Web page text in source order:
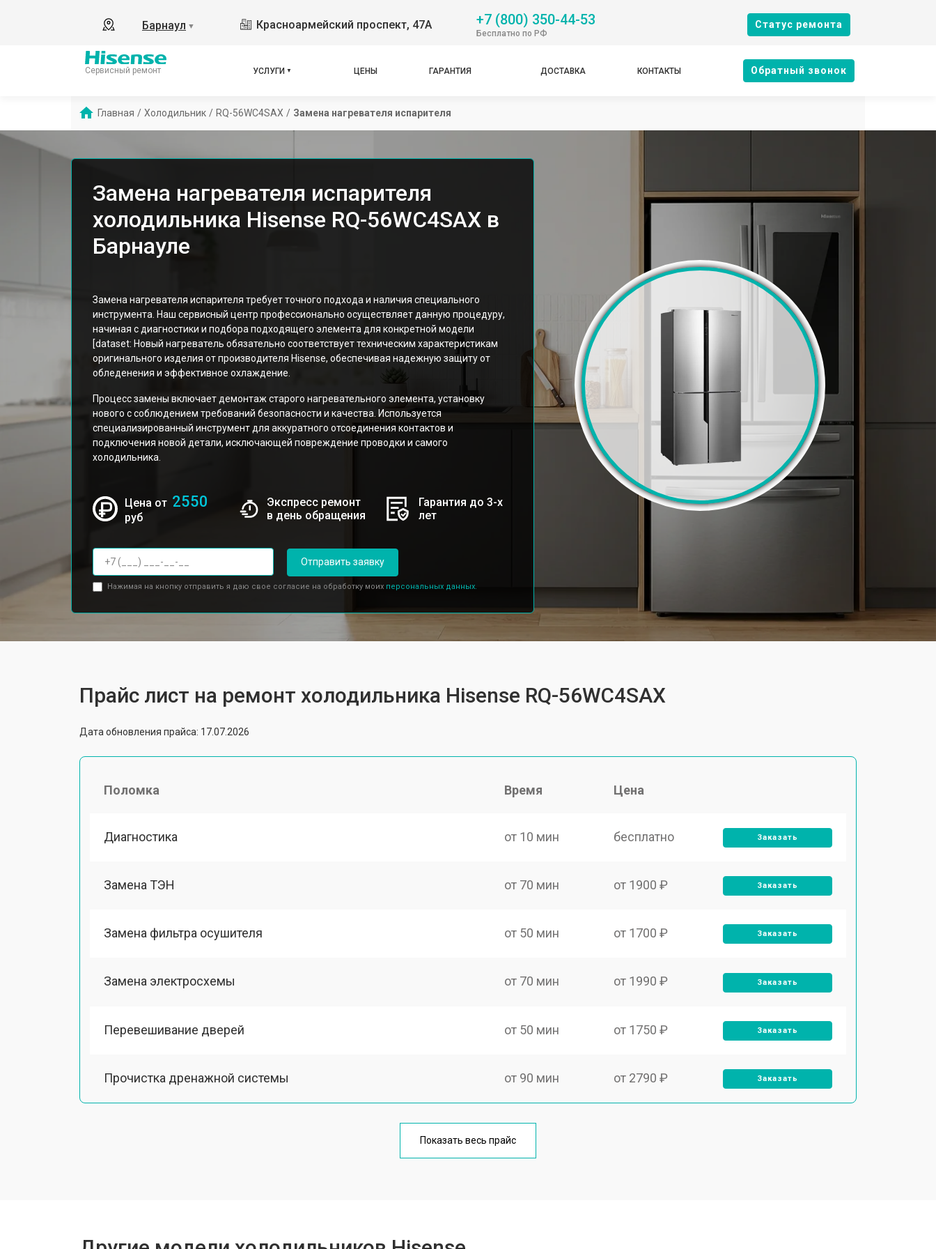
Барнаул ▼ Красноармейский проспект, 47А +7 (800) 350-44-53
Бесплатно по РФ
Cтатус ремонта
Сервисный ремонт УСЛУГИ ЦЕНЫ ГАРАНТИЯ ДОСТАВКА КОНТАКТЫ Oбратный звонок
Главная / Холодильник / RQ-56WC4SAX / Замена нагревателя испарителя
Замена нагревателя испарителя
холодильника Hisense RQ-56WC4SAX в
Барнауле
Замена нагревателя испарителя требует точного подхода и наличия специального
инструмента. Наш сервисный центр профессионально осуществляет данную процедуру,
начиная с диагностики и подбора подходящего элемента для конкретной модели
[dataset: Новый нагреватель обязательно соответствует техническим характеристикам
оригинального изделия от производителя Hisense, обеспечивая надежную защиту от
обледенения и эффективное охлаждение.
Процесс замены включает демонтаж старого нагревательного элемента, установку
нового с соблюдением требований безопасности и качества. Используется
специализированный инструмент для аккуратного отсоединения контактов и
подключения новой детали, исключающей повреждение проводки и самого
холодильника.
Цена от 2550
руб
Экспресс ремонт
в день обращения
Гарантия до 3-х
лет
Отправить заявку
Нажимая на кнопку отправить я даю свое согласие на обработку моих персональных данных.
Прайс лист на ремонт холодильника Hisense RQ-56WC4SAX
Дата обновления прайса: 17.07.2026
Поломка Время Цена
Диагностика от 10 мин бесплатно Заказать
Замена ТЭН от 70 мин от 1900 ₽ Заказать
Замена фильтра осушителя от 50 мин от 1700 ₽ Заказать
Замена электросхемы от 70 мин от 1990 ₽ Заказать
Перевешивание дверей от 50 мин от 1750 ₽ Заказать
Прочистка дренажной системы от 90 мин от 2790 ₽ Заказать
от 50 мин
Показать весь прайс